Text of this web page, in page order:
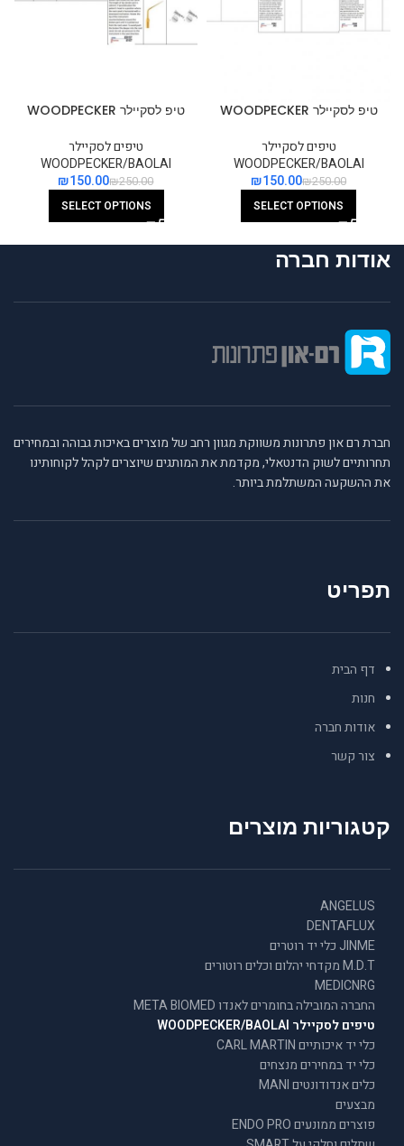
טיפ לסקיילר WOODPECKER
טיפים לסקיילר
WOODPECKER/BAOLAI
₪250.00
₪150.00
SELECT OPTIONS
טיפ לסקיילר WOODPECKER
טיפים לסקיילר
WOODPECKER/BAOLAI
₪250.00
₪150.00
SELECT OPTIONS
אודות חברה
חברת רם און פתרונות משווקת מגוון רחב של מוצרים באיכות גבוהה ובמחירים
תחרותיים לשוק הדנטאלי, מקדמת את המותגים שיוצרים לקהל לקוחותינו
את ההשקעה המשתלמת ביותר.
תפריט
דף הבית
חנות
אודות חברה
צור קשר
קטגוריות מוצרים
ANGELUS
DENTAFLUX
JINME כלי יד רוטרים
M.D.T מקדחי יהלום וכלים רוטורים
MEDICNRG
החברה המובילה בחומרים לאנדו META BIOMED
טיפים לסקיילר WOODPECKER/BAOLAI
כלי יד איכותיים CARL MARTIN
כלי יד במחירים מנצחים
כלים אנדודונטים MANI
מבצעים
פוצרים ממונעים ENDO PRO